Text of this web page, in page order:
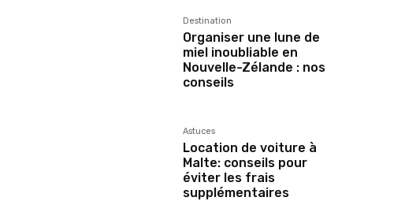
Destination
Organiser une lune de
miel inoubliable en
Nouvelle-Zélande : nos
conseils
Astuces
Location de voiture à
Malte: conseils pour
éviter les frais
supplémentaires